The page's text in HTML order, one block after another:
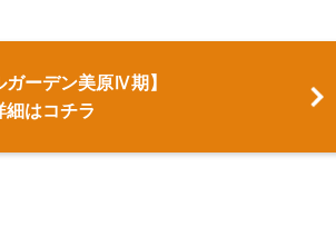
ガーデン美原Ⅳ期】
細はコチラ